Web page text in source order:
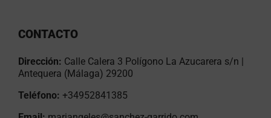
CONTACTO
Dirección: Calle Calera 3 Polígono La Azucarera s/n |
Antequera (Málaga) 29200
Teléfono: +34952841385